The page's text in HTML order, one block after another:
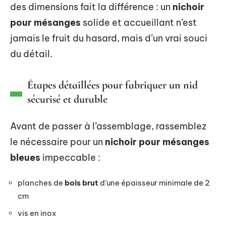
des dimensions fait la différence : un nichoir
pour mésanges solide et accueillant n’est
jamais le fruit du hasard, mais d’un vrai souci
du détail.
Étapes détaillées pour fabriquer un nid
sécurisé et durable
Avant de passer à l’assemblage, rassemblez
le nécessaire pour un nichoir pour mésanges
bleues impeccable :
planches de bois brut d’une épaisseur minimale de 2
cm
vis en inox